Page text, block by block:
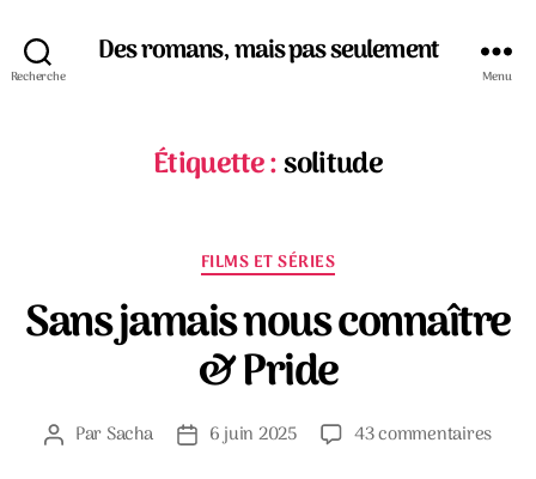
Recherche
Des romans, mais pas seulement
Menu
Étiquette :solitude
Catégories
FILMS ET SÉRIES
Sans jamais nous connaître
& Pride
Auteur
ParSacha
Date6 juin 2025 43 commentairessur